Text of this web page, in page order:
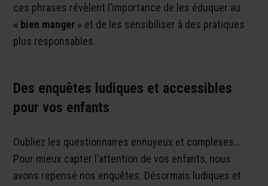
ces phrases révèlent l’importance de les éduquer au
« bien manger » et de les sensibiliser à des pratiques
plus responsables.
Des enquêtes ludiques et accessibles
pour vos enfants
Oubliez les questionnaires ennuyeux et complexes…
Pour mieux capter l’attention de vos enfants, nous
avons repensé nos enquêtes. Désormais ludiques et